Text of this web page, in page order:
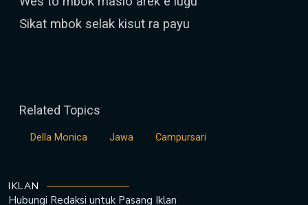
Sikat mbok selak kisut ra payu
Related Topics
Della Monica Jawa Campursari
IKLAN
Hubungi Redaksi untuk Pasang Iklan